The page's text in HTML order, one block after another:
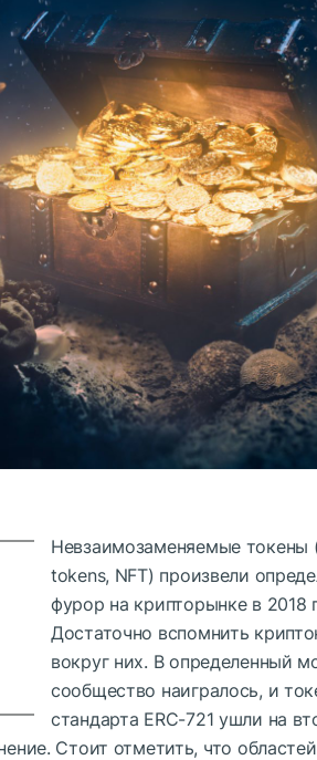
Невзаимозаменяемые токены
tokens, NFT) произвели
фурор на крипторынке в 2018
Достаточно вспомнить
вокруг них. В определенный
сообщество наигралось, и
стандарта ERC-721 ушли на
Стоит отметить, что